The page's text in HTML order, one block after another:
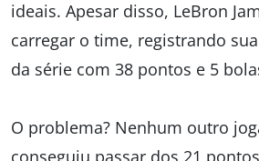
ideais. Apesar disso, LeBron
carregar o time, registrando
da série com 38 pontos e 5
O problema? Nenhum outro